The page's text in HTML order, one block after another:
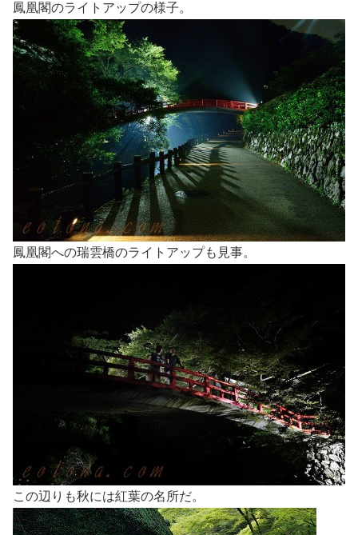
鳳凰閣のライトアップの様子。
鳳凰閣への瑞雲橋のライトアップも見事。
この辺りも秋には紅葉の名所だ。